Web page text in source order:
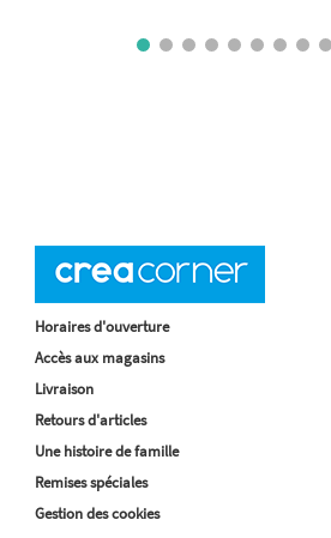
Horaires d'ouverture
Accès aux magasins
Livraison
Retours d'articles
Une histoire de famille
Remises spéciales
Gestion des cookies